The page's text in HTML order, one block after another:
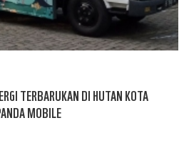
TERBARUKAN DI HUTAN KOTA
MOBILE